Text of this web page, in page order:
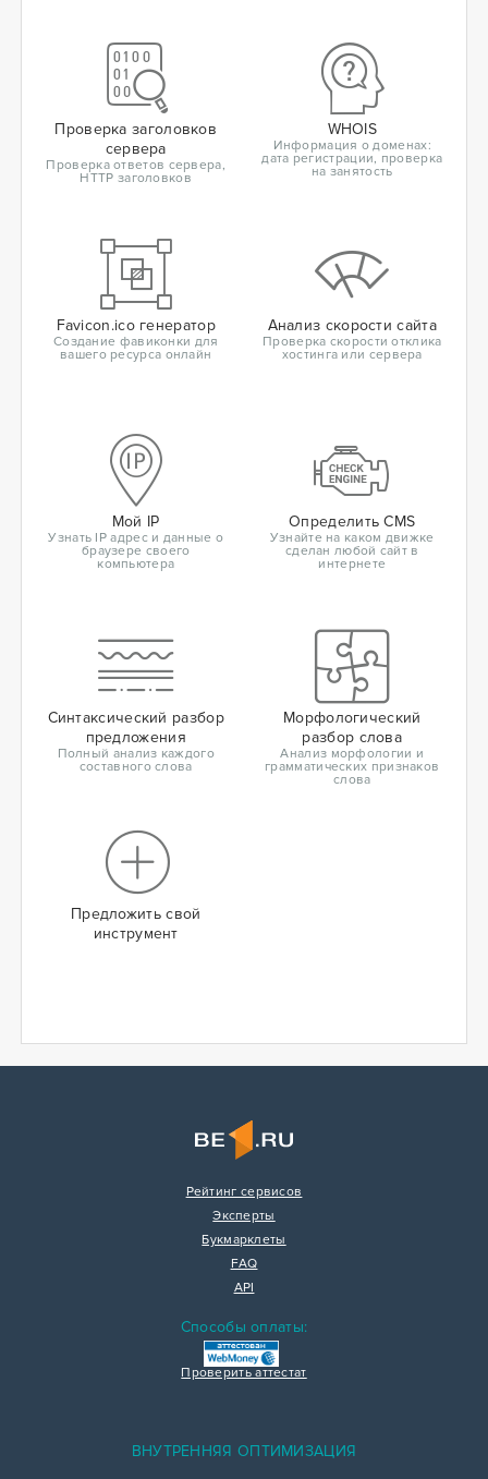
Проверка заголовков
сервера
Проверка ответов сервера,
HTTP заголовков
WHOIS
Информация о доменах:
дата регистрации, проверка
на занятость
Favicon.ico генератор
Создание фавиконки для
вашего ресурса онлайн
Анализ скорости сайта
Проверка скорости отклика
хостинга или сервера
Мой IP
Узнать IP адрес и данные о
браузере своего
компьютера
Определить CMS
Узнайте на каком движке
сделан любой сайт в
интернете
Синтаксический разбор
предложения
Полный анализ каждого
составного слова
Морфологический
разбор слова
Анализ морфологии и
грамматических признаков
слова
Предложить свой
инструмент
Рейтинг сервисов
Эксперты
Букмарклеты
FAQ
API
Способы оплаты:
Проверить аттестат
ВНУТРЕННЯЯ ОПТИМИЗАЦИЯ